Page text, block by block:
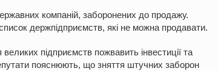
компаній, заборонених до продажу.
держпідприємств, які не можна продавати.
підприємств пожвавить інвестиції та
пояснюють, що зняття штучних заборон